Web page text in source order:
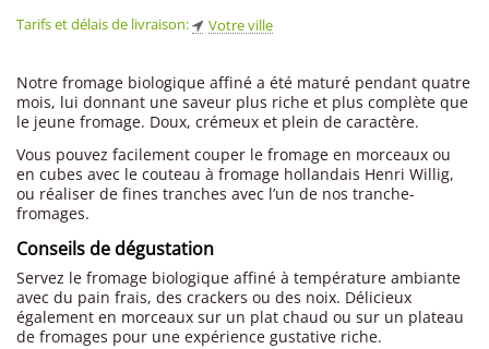
Tarifs et délais de livraison: Votre ville
Notre fromage biologique affiné a été maturé pendant quatre
mois, lui donnant une saveur plus riche et plus complète que
le jeune fromage. Doux, crémeux et plein de caractère.
Vous pouvez facilement couper le fromage en morceaux ou
en cubes avec le couteau à fromage hollandais Henri Willig,
ou réaliser de fines tranches avec l’un de nos tranche-
fromages.
Conseils de dégustation
Servez le fromage biologique affiné à température ambiante
avec du pain frais, des crackers ou des noix. Délicieux
également en morceaux sur un plat chaud ou sur un plateau
de fromages pour une expérience gustative riche.